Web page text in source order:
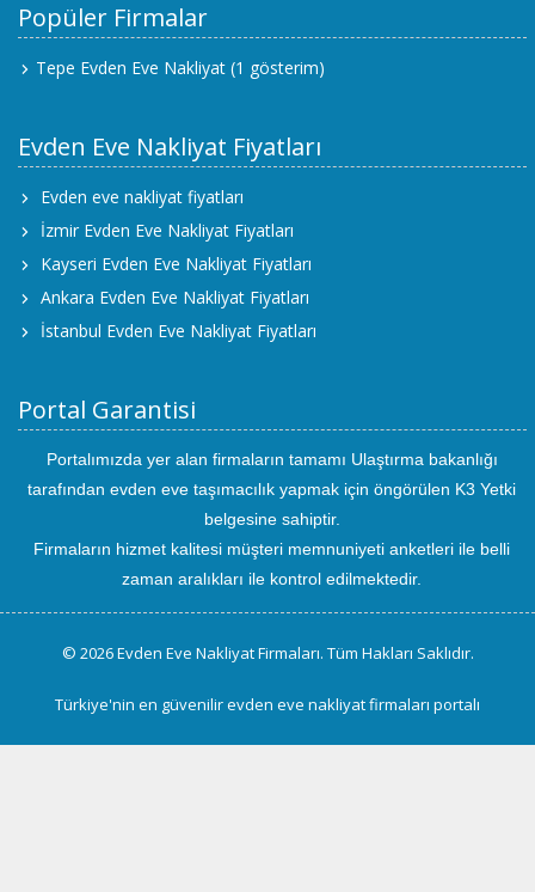
Popüler Firmalar
Tepe Evden Eve Nakliyat (1 gösterim)
Evden Eve Nakliyat Fiyatları
Evden eve nakliyat fiyatları
İzmir Evden Eve Nakliyat Fiyatları
Kayseri Evden Eve Nakliyat Fiyatları
Ankara Evden Eve Nakliyat Fiyatları
İstanbul Evden Eve Nakliyat Fiyatları
Portal Garantisi
Portalımızda yer alan firmaların tamamı Ulaştırma bakanlığı
tarafından evden eve taşımacılık yapmak için öngörülen K3 Yetki
belgesine sahiptir.
Firmaların hizmet kalitesi müşteri memnuniyeti anketleri ile belli
zaman aralıkları ile kontrol edilmektedir.
© 2026 Evden Eve Nakliyat Firmaları. Tüm Hakları Saklıdır.
Türkiye'nin en güvenilir evden eve nakliyat firmaları portalı